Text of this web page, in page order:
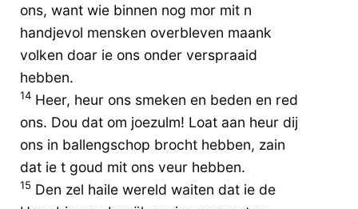
ons, want wie binnen nog mor mit n
handjevol mensken overbleven maank
volken doar ie ons onder verspraaid
hebben.
14 Heer, heur ons smeken en beden en red
ons. Dou dat om joezulm! Loat aan heur dij
ons in ballengschop brocht hebben, zain
dat ie t goud mit ons veur hebben.
15 Den zel haile wereld waiten dat ie de